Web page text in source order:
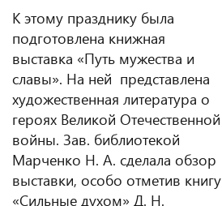
К этому празднику была
подготовлена книжная
выставка «Путь мужества и
славы». На ней представлена
художественная литература о
героях Великой Отечественной
войны. Зав. библиотекой
Марченко Н. А. сделала обзор
выставки, особо отметив книгу
«Сильные духом» Д. Н.